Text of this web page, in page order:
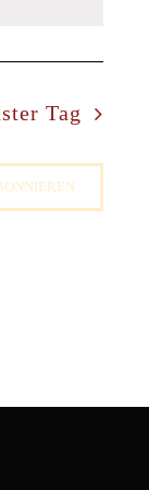
Tag